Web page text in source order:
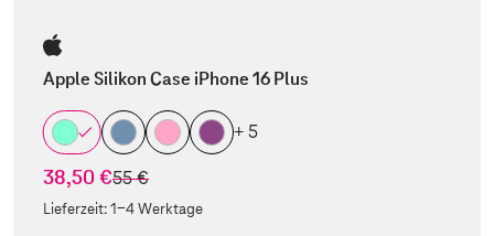
Apple Silikon Case iPhone 16 Plus
+ 5
38,50 €statt
55 €
Lieferzeit:1-4 Werktage